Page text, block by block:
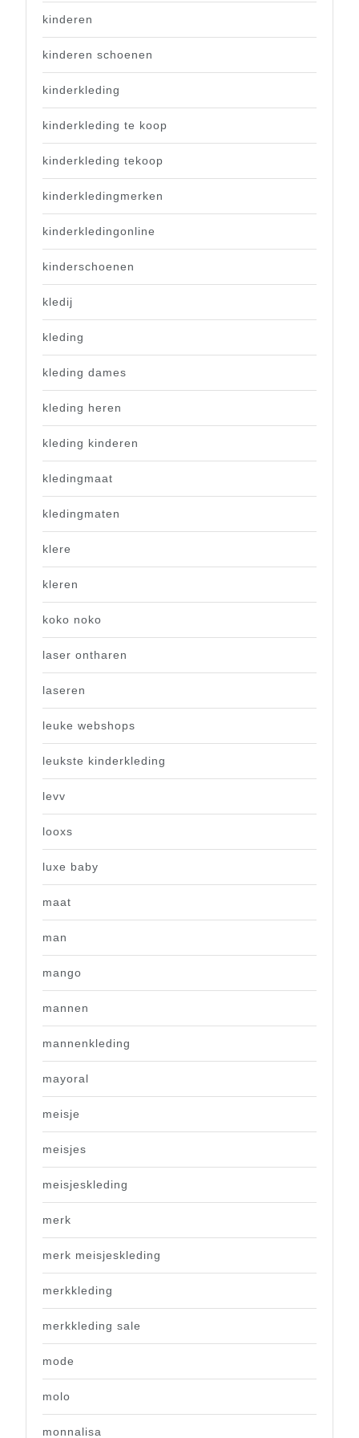
kinderen
kinderen schoenen
kinderkleding
kinderkleding te koop
kinderkleding tekoop
kinderkledingmerken
kinderkledingonline
kinderschoenen
kledij
kleding
kleding dames
kleding heren
kleding kinderen
kledingmaat
kledingmaten
klere
kleren
koko noko
laser ontharen
laseren
leuke webshops
leukste kinderkleding
levv
looxs
luxe baby
maat
man
mango
mannen
mannenkleding
mayoral
meisje
meisjes
meisjeskleding
merk
merk meisjeskleding
merkkleding
merkkleding sale
mode
molo
monnalisa